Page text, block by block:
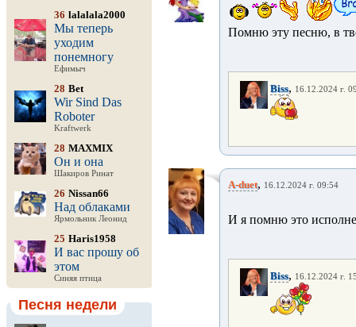
36 lalalala2000
Мы теперь
уходим
понемногу
Ефимыч
28 Bet
Wir Sind Das
Roboter
Kraftwerk
28 MAXMIX
Он и она
Шакиров Ринат
26 Nissan66
Над облаками
Ярмольник Леонид
25 Haris1958
И вас прошу об
этом
Синяя птица
Песня недели
Помню эту песню, в
Biss, 16.12.2024 г.
A-duet, 16.12.2024 г. 09:54
И я помню это
Biss, 16.12.2024 г.